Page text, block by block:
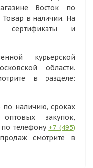
Восток по
Товар в наличии. На
сертификаты и
курьерской
области.
в разделе:
наличию, сроках
закупок,
по телефону +7 (495)
смотрите в